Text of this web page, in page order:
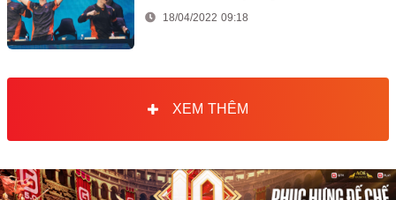
18/04/2022 09:18
XEM THÊM